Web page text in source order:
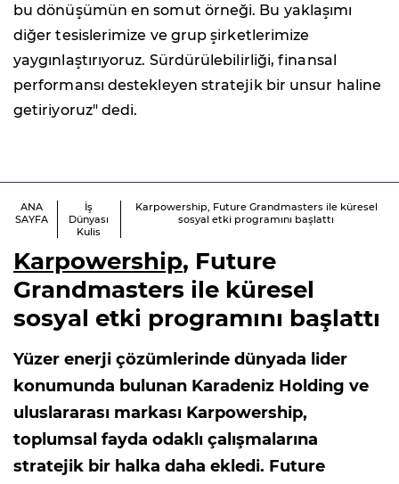
bu dönüşümün en somut örneği. Bu yaklaşımı
diğer tesislerimize ve grup şirketlerimize
yaygınlaştırıyoruz. Sürdürülebilirliği, finansal
performansı destekleyen stratejik bir unsur haline
getiriyoruz" dedi.
ANA
SAYFA
İş
Dünyası
Kulis
Karpowership, Future Grandmasters ile küresel
sosyal etki programını başlattı
Karpowership, Future
Grandmasters ile küresel
sosyal etki programını başlattı
Yüzer enerji çözümlerinde dünyada lider
konumunda bulunan Karadeniz Holding ve
uluslararası markası Karpowership,
toplumsal fayda odaklı çalışmalarına
stratejik bir halka daha ekledi. Future